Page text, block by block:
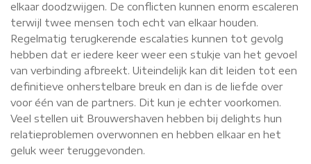
elkaar doodzwijgen. De conflicten kunnen enorm escaleren
terwijl twee mensen toch echt van elkaar houden.
Regelmatig terugkerende escalaties kunnen tot gevolg
hebben dat er iedere keer weer een stukje van het gevoel
van verbinding afbreekt. Uiteindelijk kan dit leiden tot een
definitieve onherstelbare breuk en dan is de liefde over
voor één van de partners. Dit kun je echter voorkomen.
Veel stellen uit Brouwershaven hebben bij delights hun
relatieproblemen overwonnen en hebben elkaar en het
geluk weer teruggevonden.